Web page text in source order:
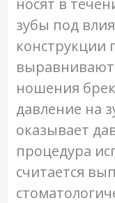
зубы под
конструкции
ношения
давление на
оказывает
процедура
считается